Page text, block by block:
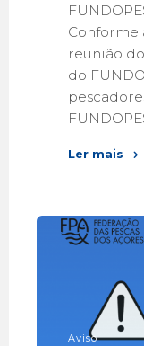
Conforme
reunião
do
Ler mais
Aviso